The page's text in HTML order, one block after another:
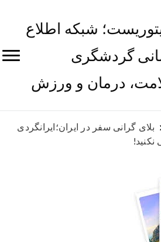
شبکه اطلاع
گردشگری
درمان و ورزش
بلای گرانی سفر در ایران؛ایرانگردی